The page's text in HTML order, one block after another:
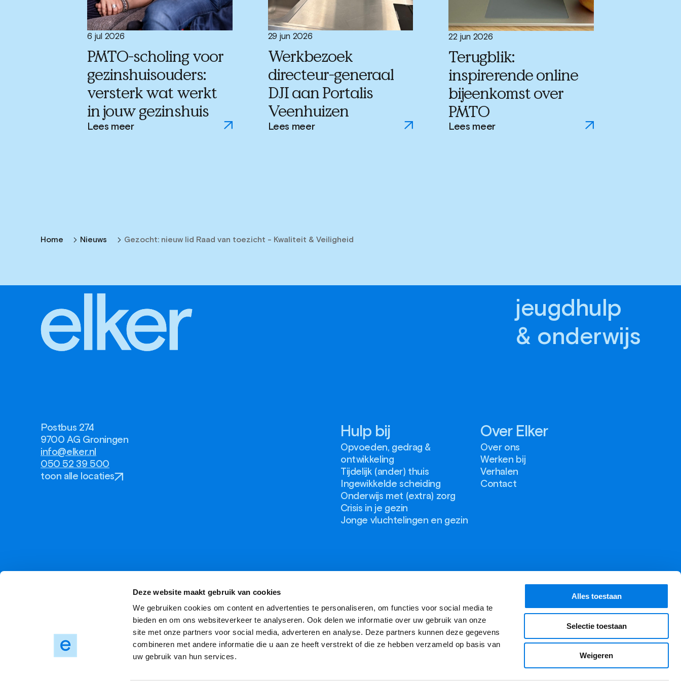
Deze website maakt gebruik van cookies
We gebruiken cookies om content en advertenties te personaliseren, om functies voor social media te
bieden en om ons websiteverkeer te analyseren. Ook delen we informatie over uw gebruik van onze
site met onze partners voor social media, adverteren en analyse. Deze partners kunnen deze gegevens
combineren met andere informatie die u aan ze heeft verstrekt of die ze hebben verzameld op basis van
uw gebruik van hun services.
Alles toestaan
Selectie toestaan
Weigeren
6 jul 2026
PMTO-scholing voor
gezinshuisouders:
versterk wat werkt
in jouw gezinshuis
Lees meer
29 jun 2026
Werkbezoek
directeur-generaal
DJI aan Portalis
Veenhuizen
Lees meer
22 jun 2026
Terugblik:
inspirerende online
bijeenkomst over
PMTO
Lees meer
Home Nieuws Gezocht: nieuw lid Raad van toezicht - Kwaliteit & Veiligheid
jeugdhulp
& onderwijs
Postbus 274
9700 AG Groningen
info@elker.nl
050 52 39 500
toon alle locaties
Hulp bij
Opvoeden, gedrag &
ontwikkeling
Tijdelijk (ander) thuis
Ingewikkelde scheiding
Onderwijs met (extra) zorg
Crisis in je gezin
Jonge vluchtelingen en gezin
Over Elker
Over ons
Werken bij
Verhalen
Contact